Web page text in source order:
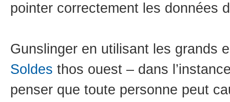
pointer correctement les données
Gunslinger en utilisant les grands
Soldes thos ouest – dans
penser que toute personne peut